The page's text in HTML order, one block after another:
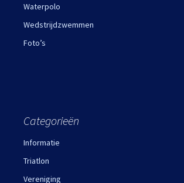
Waterpolo
Wedstrijdzwemmen
Foto’s
Categorieën
Informatie
Triatlon
Vereniging